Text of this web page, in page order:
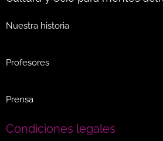
Nuestra historia
Profesores
Prensa
Condiciones legales